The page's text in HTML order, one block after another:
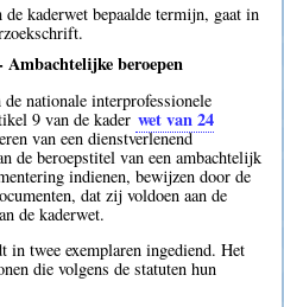
kaderwet bepaalde termijn, gaat in
beroepen
de nationale interprofessionele
9 van de kader wet van 24
van een dienstverlenend
de beroepstitel van een ambachtelijk
indienen, bewijzen door de
dat zij voldoen aan de
de kaderwet.
in twee exemplaren ingediend. Het
die volgens de statuten hun